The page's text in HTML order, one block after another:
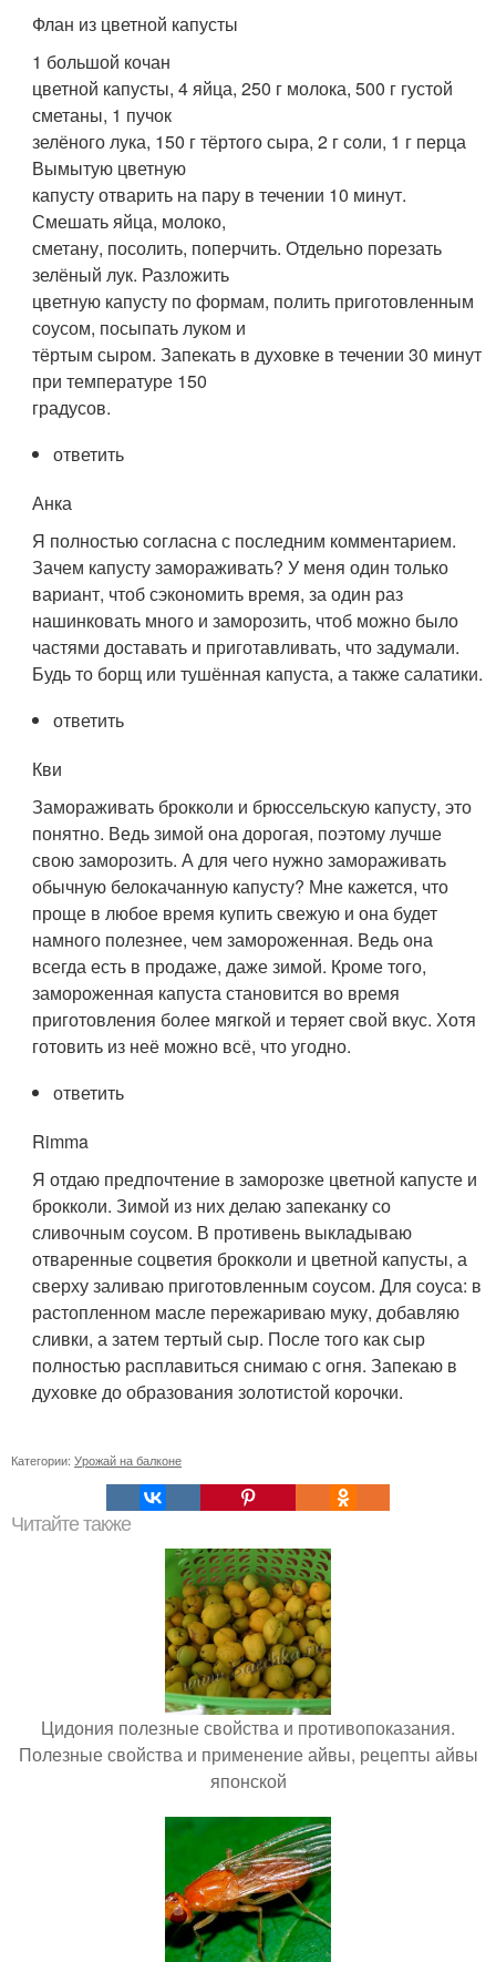
Флан из цветной капусты
1 большой кочан
цветной капусты, 4 яйца, 250 г молока, 500 г густой
сметаны, 1 пучок
зелёного лука, 150 г тёртого сыра, 2 г соли, 1 г перца
Вымытую цветную
капусту отварить на пару в течении 10 минут.
Смешать яйца, молоко,
сметану, посолить, поперчить. Отдельно порезать
зелёный лук. Разложить
цветную капусту по формам, полить приготовленным
соусом, посыпать луком и
тёртым сыром. Запекать в духовке в течении 30 минут
при температуре 150
градусов.
ответить
Анка
Я полностью согласна с последним комментарием.
Зачем капусту замораживать? У меня один только
вариант, чтоб сэкономить время, за один раз
нашинковать много и заморозить, чтоб можно было
частями доставать и приготавливать, что задумали.
Будь то борщ или тушённая капуста, а также салатики.
ответить
Кви
Замораживать брокколи и брюссельскую капусту, это
понятно. Ведь зимой она дорогая, поэтому лучше
свою заморозить. А для чего нужно замораживать
обычную белокачанную капусту? Мне кажется, что
проще в любое время купить свежую и она будет
намного полезнее, чем замороженная. Ведь она
всегда есть в продаже, даже зимой. Кроме того,
замороженная капуста становится во время
приготовления более мягкой и теряет свой вкус. Хотя
готовить из неё можно всё, что угодно.
ответить
Rimma
Я отдаю предпочтение в заморозке цветной капусте и
брокколи. Зимой из них делаю запеканку со
сливочным соусом. В противень выкладываю
отваренные соцветия брокколи и цветной капусты, а
сверху заливаю приготовленным соусом. Для соуса: в
растопленном масле пережариваю муку, добавляю
сливки, а затем тертый сыр. После того как сыр
полностью расплавиться снимаю с огня. Запекаю в
духовке до образования золотистой корочки.
Категории: Урожай на балконе
Читайте также
Цидония полезные свойства и противопоказания.
Полезные свойства и применение айвы, рецепты айвы
японской